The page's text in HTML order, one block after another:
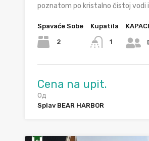
poznatom po kristalno čistoj vodi
Spavaće Sobe
2
Kupatila
1
Cena na upit.
Од
Splav BEAR HARBOR